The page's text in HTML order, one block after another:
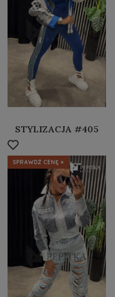
STYLIZACJA #405
SPRAWDŹ CENĘ »